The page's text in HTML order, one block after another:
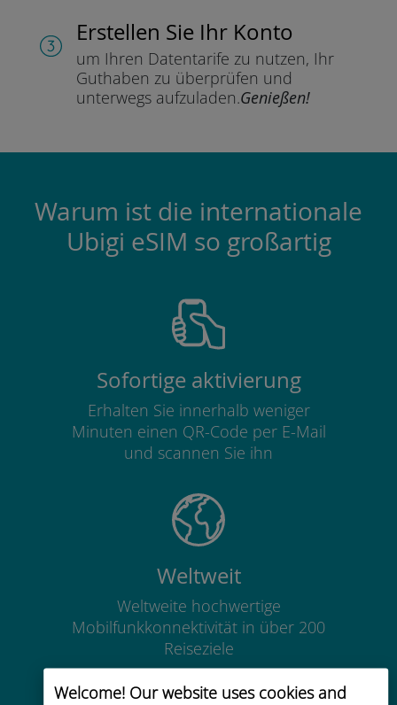
Welcome! Our website uses cookies and
Erstellen Sie Ihr Konto
um Ihren Datentarife zu nutzen, Ihr
Guthaben zu überprüfen und
unterwegs aufzuladen.Genießen!
Warum ist die internationale
Ubigi eSIM so großartig
Sofortige aktivierung
Erhalten Sie innerhalb weniger
Minuten einen QR-Code per E-Mail
und scannen Sie ihn
Weltweit
Weltweite hochwertige
Mobilfunkkonnektivität in über 200
Reiseziele